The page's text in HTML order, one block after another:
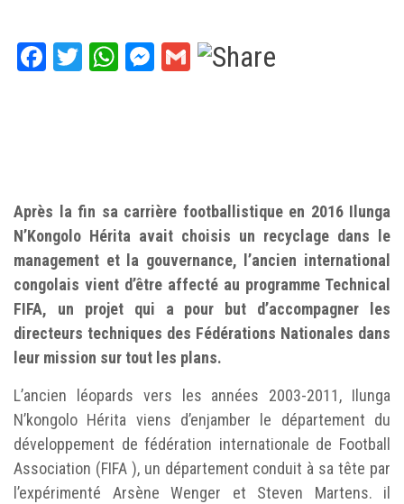
Facebook
TwitterWhatsApp
Messenger
Gmail
Après la fin sa carrière footballistique en 2016 Ilunga
N’Kongolo Hérita avait choisis un recyclage dans le
management et la gouvernance, l’ancien international
congolais vient d’être affecté au programme Technical
FIFA, un projet qui a pour but d’accompagner les
directeurs techniques des Fédérations Nationales dans
leur mission sur tout les plans.
L’ancien léopards vers les années 2003-2011, Ilunga
N’kongolo Hérita viens d’enjamber le département du
développement de fédération internationale de Football
Association (FIFA ), un département conduit à sa tête par
l’expérimenté Arsène Wenger et Steven Martens. il